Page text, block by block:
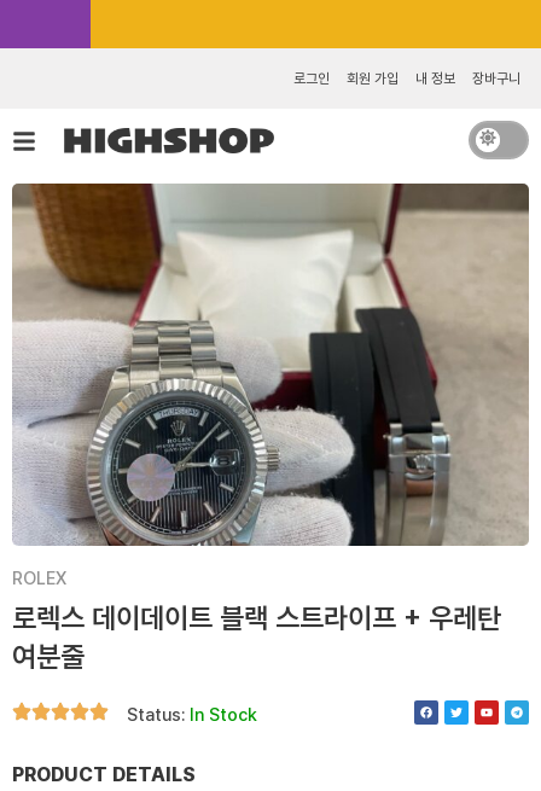
건
너
뛰
기
로그인 회원 가입 내 정보 장바구니
ROLEX
로렉스 데이데이트 블랙 스트라이프 + 우레탄
여분줄
Status: In Stock
F
a
c
T
w
i
Y
o
u
T
e
l
PRODUCT DETAILS